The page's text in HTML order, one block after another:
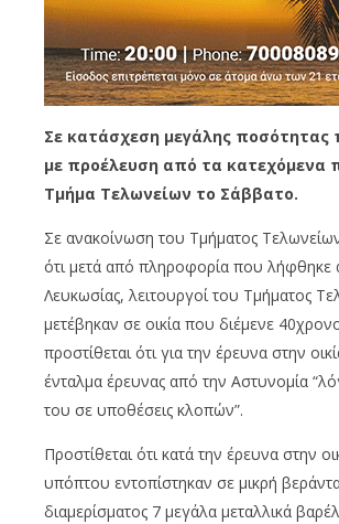
Σε κατάσχεση μεγάλης ποσότητας
με προέλευση από τα κατεχόμενα
Τμήμα Τελωνείων το Σάββατο.
Σε ανακοίνωση του Τμήματος
ότι μετά από πληροφορία που λήφθηκε
Λευκωσίας, λειτουργοί του Τμήματος
μετέβηκαν σε οικία που διέμενε
προστίθεται ότι για την έρευνα στην
ένταλμα έρευνας από την Αστυνομία
του σε υποθέσεις κλοπών”.
Προστίθεται ότι κατά την έρευνα στην
υπόπτου εντοπίστηκαν σε μικρή
διαμερίσματος 7 μεγάλα μεταλλικά